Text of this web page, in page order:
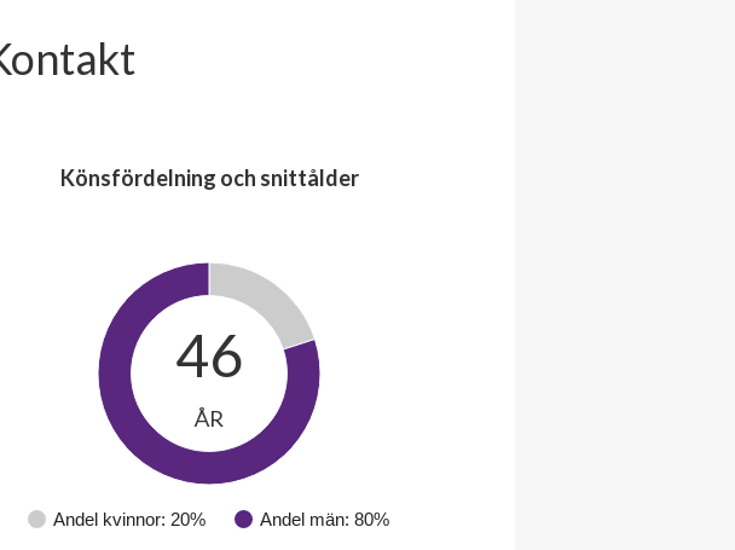
Könsfördelning och snittålder
Andel kvinnor: 20% Andel män: 80%
46
ÅR